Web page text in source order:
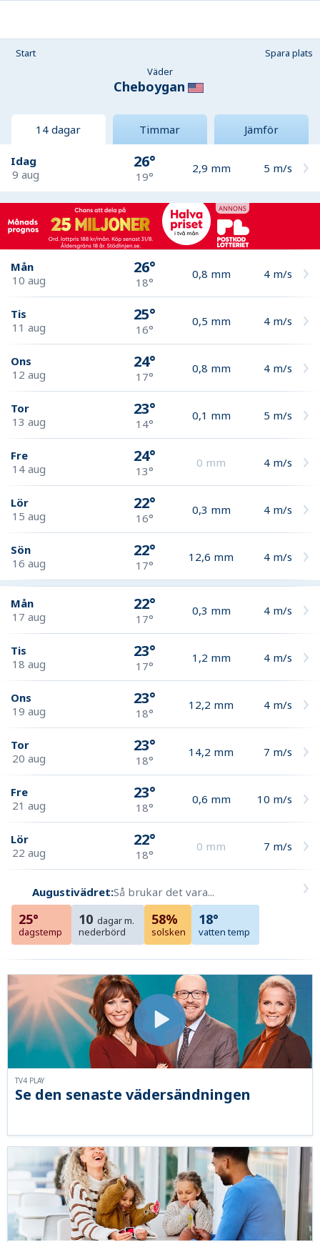
Start
Spara plats
Väder
Cheboygan
14 dagar Timmar Jämför
Idag
9 aug
26°
19°
2,9 mm 5 m/s
Mån
10 aug
26°
18°
0,8 mm 4 m/s
Tis
11 aug
25°
16°
0,5 mm 4 m/s
Ons
12 aug
24°
17°
0,8 mm 4 m/s
Tor
13 aug
23°
14°
0,1 mm 5 m/s
Fre
14 aug
24°
13°
0 mm 4 m/s
Lör
15 aug
22°
16°
0,3 mm 4 m/s
Sön
16 aug
22°
17°
12,6 mm 4 m/s
Mån
17 aug
22°
17°
0,3 mm 4 m/s
Tis
18 aug
23°
17°
1,2 mm 4 m/s
Ons
19 aug
23°
18°
12,2 mm 4 m/s
Tor
20 aug
23°
18°
14,2 mm 7 m/s
Fre
21 aug
23°
18°
0,6 mm 10 m/s
Lör
22 aug
22°
18°
0 mm 7 m/s
Augustivädret:Så brukar det vara...
25°
dagstemp
10 dagar m.
nederbörd
58%
solsken
18°
vatten temp
Se den senaste vädersändningen
TV4 PLAY